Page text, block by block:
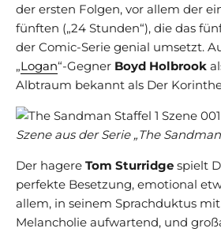
der ersten Folgen, vor allem der
fünften („24 Stunden“), die das
der Comic-Serie genial umsetzt.
„Logan“-Gegner Boyd Holbrook
Albtraum bekannt als Der
Szene aus der Serie „The
Der hagere Tom Sturridge spielt
perfekte Besetzung, emotional
allem, in seinem Sprachduktus
Melancholie aufwartend, und